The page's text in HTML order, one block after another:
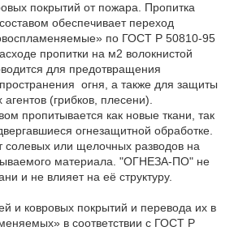
покрытий от пожара. Пропитка
обеспечивает переход
по ГОСТ Р 50810-95
пропитки на м2 волокнистой
для предотвращения
огня, а также для защиты
(грибков, плесени).
пропитывается как новые ткани, так
огнезащитной обработке.
солевых или щелочных разводов на
материала. "ОГНЕЗА-ПО" не
и не влияет на её структуру.
и ковровых покрытий и перевода их в
в соответствии с ГОСТ Р